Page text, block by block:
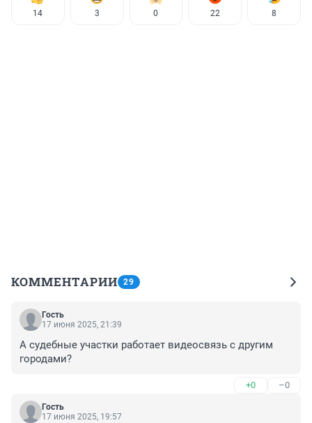
14 3 0 22 8
КОММЕНТАРИИ 29
Гость
17 июня 2025, 21:39
А судебные участки работает видеосвязь с другим
городами?
+0 –0
Гость
17 июня 2025, 19:57